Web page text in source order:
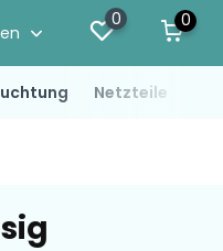
0 0
Netzteile